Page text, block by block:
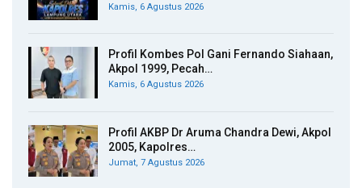
Kamis, 6 Agustus 2026
Profil Kombes Pol Gani Fernando Siahaan,
Akpol 1999, Pecah…
Kamis, 6 Agustus 2026
Profil AKBP Dr Aruma Chandra Dewi, Akpol
2005, Kapolres…
Jumat, 7 Agustus 2026